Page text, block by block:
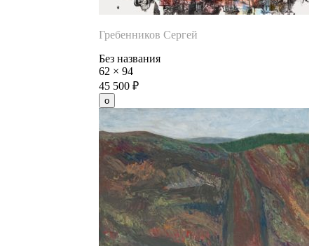
Гребенников Сергей
Без названия
62 × 94
45 500 ₽